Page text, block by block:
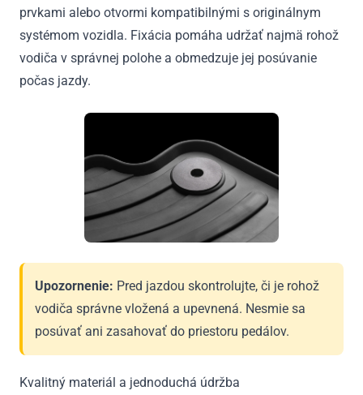
prvkami alebo otvormi kompatibilnými s originálnym
systémom vozidla. Fixácia pomáha udržať najmä rohož
vodiča v správnej polohe a obmedzuje jej posúvanie
počas jazdy.
Upozornenie: Pred jazdou skontrolujte, či je rohož
vodiča správne vložená a upevnená. Nesmie sa
posúvať ani zasahovať do priestoru pedálov.
Kvalitný materiál a jednoduchá údržba